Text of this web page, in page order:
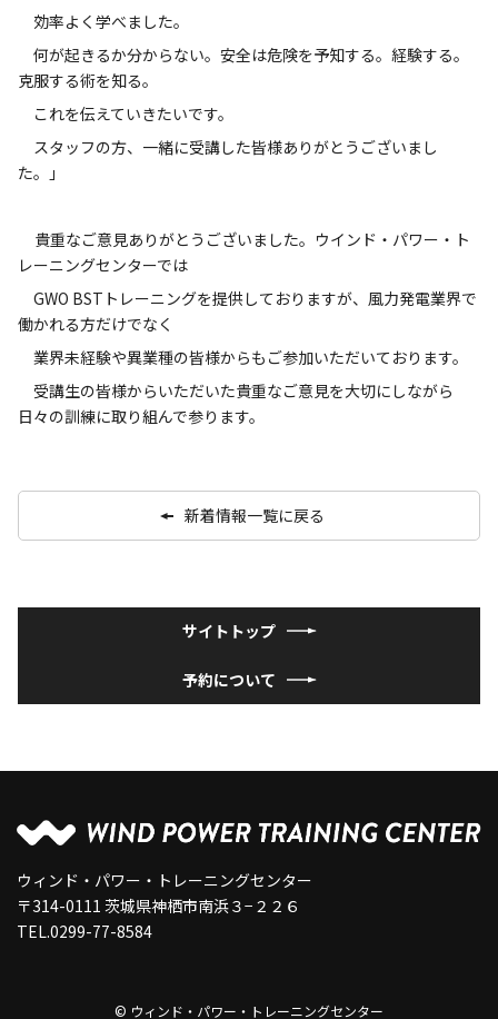
効率よく学べました。
何が起きるか分からない。安全は危険を予知する。経験する。
克服する術を知る。
これを伝えていきたいです。
スタッフの方、一緒に受講した皆様ありがとうございまし
た。」
貴重なご意見ありがとうございました。ウインド・パワー・ト
レーニングセンターでは
GWO BSTトレーニングを提供しておりますが、風力発電業界で
働かれる方だけでなく
業界未経験や異業種の皆様からもご参加いただいております。
受講生の皆様からいただいた貴重なご意見を大切にしながら
日々の訓練に取り組んで参ります。
新着情報一覧に戻る
サイトトップ
予約について
ウィンド・パワー・トレーニングセンター
〒314-0111 茨城県神栖市南浜３−２２６
TEL.0299-77-8584
© ウィンド・パワー・トレーニングセンター